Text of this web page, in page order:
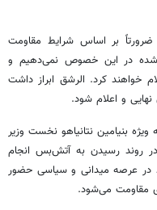
بر اساس شرایط مقاومت
شده در این خصوص نمی‌دهیم و
خواهند کرد. الرشق ابراز داشت
و اعلام شود.
بنیامین نتانیاهو نخست وزیر
روند رسیدن به آتش‌بس انجام
در عرصه میدانی و سیاسی حضور
مقاومت می‌شود.